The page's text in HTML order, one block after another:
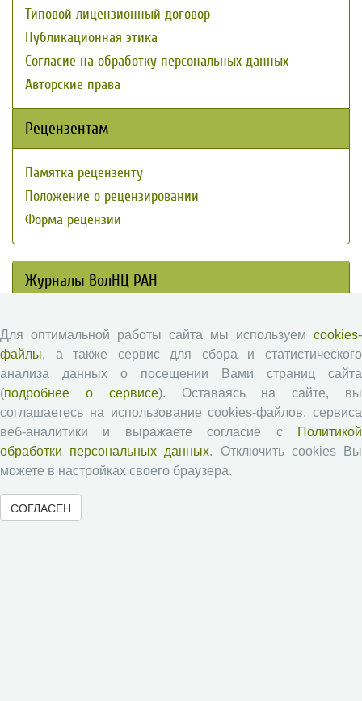
Типовой лицензионный договор
Публикационная этика
Согласие на обработку персональных данных
Авторские права
Рецензентам
Памятка рецензенту
Положение о рецензировании
Форма рецензии
Журналы ВолНЦ РАН
Проблемы развития территории
Вопросы территориального развития
Социальное пространство
Юный экономист
АгроЗооТехника
Для оптимальной работы сайта мы используем cookies-
файлы, а также сервис для сбора и статистического
анализа данных о посещении Вами страниц сайта
(подробнее о сервисе). Оставаясь на сайте, вы
соглашаетесь на использование cookies-файлов, сервиса
веб-аналитики и выражаете согласие с
Политикой
обработки персональных данных. Отключить cookies Вы
можете в настройках своего браузера.
СОГЛАСЕН